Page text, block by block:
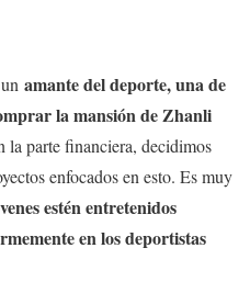
amante del deporte, una de
la mansión de Zhanli
la parte financiera, decidimos
enfocados en esto. Es muy
estén entretenidos
en los deportistas